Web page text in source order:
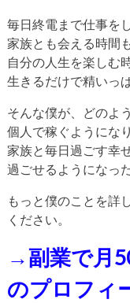
毎日終電まで仕事をし
家族とも会える時間
自分の人生を楽しむ
生きるだけで精いっ
そんな僕が、どのよ
個人で稼ぐようにな
家族と毎日過ごす幸
過ごせるようになっ
もっと僕のことを詳
ください。
→副業で月
のプロフィ